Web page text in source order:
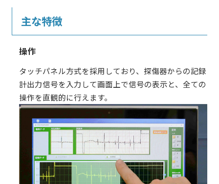
主な特徴
操作
タッチパネル方式を採用しており、探傷器からの記録
計出力信号を入力して画面上で信号の表示と、全ての
操作を直観的に行えます。